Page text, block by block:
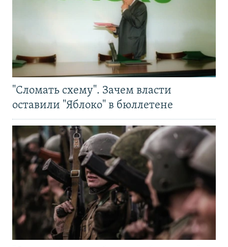
"Сломать схему". Зачем власти
оставили "Яблоко" в бюллетене